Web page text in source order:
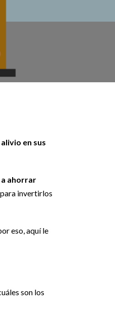
en sus
ahorrar
invertirlos
eso, aquí le
son los